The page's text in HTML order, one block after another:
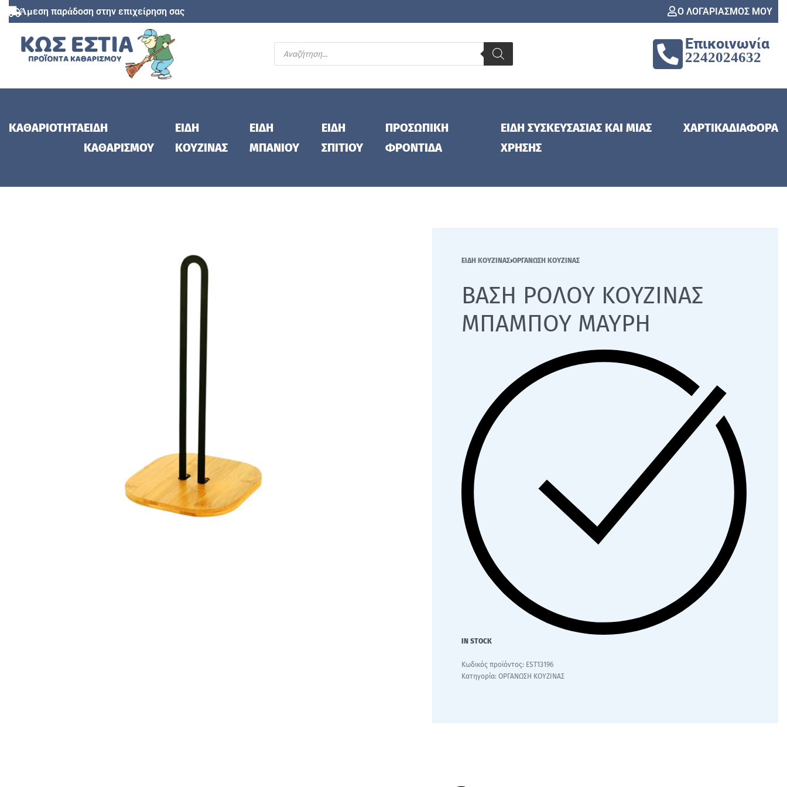
Άμεση παράδοση στην επιχείρηση σας Ο ΛΟΓΑΡΙΑΣΜΟΣ ΜΟΥ
Επικοινωνία
2242024632
ΚΑΘΑΡΙΟΤΗΤΑΕΙΔΗ
ΚΑΘΑΡΙΣΜΟΥ
ΕΙΔΗ
ΚΟΥΖΙΝΑΣ
ΕΙΔΗ
ΜΠΑΝΙΟΥ
ΕΙΔΗ
ΣΠΙΤΙΟΥ
ΠΡΟΣΩΠΙΚΗ
ΦΡΟΝΤΙΔΑ
ΕΙΔΗ ΣΥΣΚΕΥΣΑΣΙΑΣ ΚΑΙ ΜΙΑΣ
ΧΡΗΣΗΣ
ΧΑΡΤΙΚΑΔΙΑΦΟΡΑ
ΕΙΔΗ ΚΟΥΖΙΝΑΣ›ΟΡΓΑΝΩΣΗ ΚΟΥΖΙΝΑΣ
ΒΑΣΗ ΡΟΛΟΥ ΚΟΥΖΙΝΑΣ
ΜΠΑΜΠΟΥ ΜΑΥΡΗ
IN STOCK
EST13196
Κατηγορία: ΟΡΓΑΝΩΣΗ ΚΟΥΖΙΝΑΣ